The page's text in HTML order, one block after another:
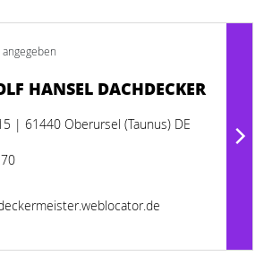
HANSEL DACHDECKER
| 61440 Oberursel (Taunus) DE